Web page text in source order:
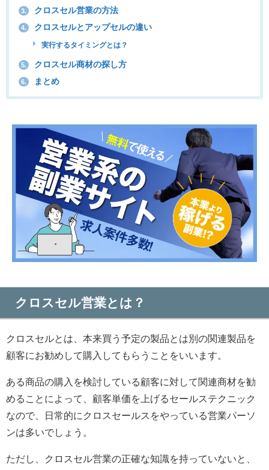
3. クロスセル営業の方法
4. クロスセルとアップセルの違い
実行するタイミングとは？
5. クロスセル商材の探し方
6. まとめ
クロスセル営業とは？
クロスセルとは、本来買う予定の製品とは別の関連製品を
顧客にお勧めして購入してもらうことをいいます。
ある商品の購入を検討している顧客に対して関連商材を勧
めることによって、顧客単価を上げるセールステクニック
なので、日常的にクロスセールスをやっている営業パーソ
ンは多いでしょう。
ただし、クロスセル営業の正確な知識を持っていないと、